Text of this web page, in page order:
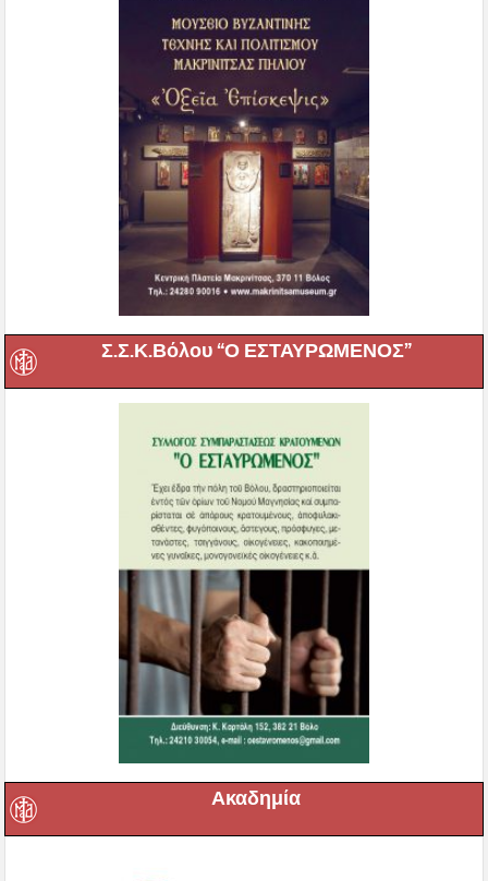
Σ.Σ.Κ.Βόλου “Ο ΕΣΤΑΥΡΩΜΕΝΟΣ”
Ακαδημία